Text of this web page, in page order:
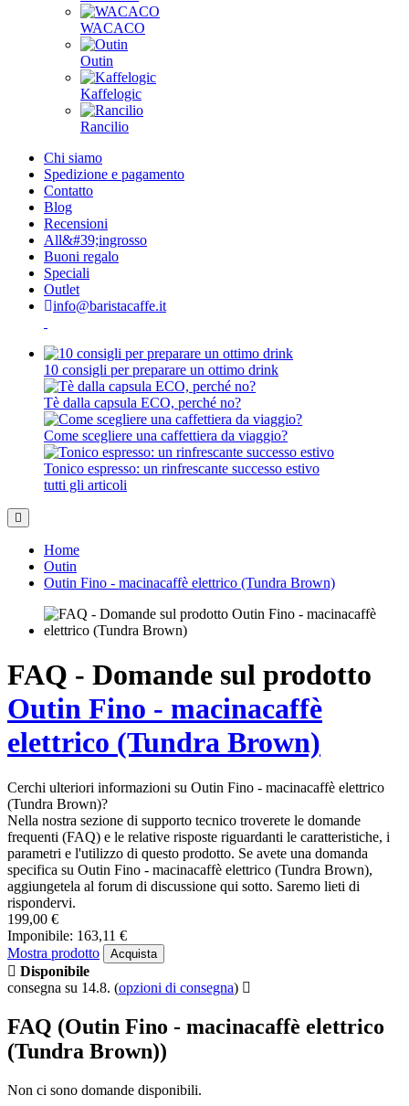
WACACO
Outin
Kaffelogic
Rancilio
Chi siamo
Spedizione e pagamento
Contatto
Blog
Recensioni
All&#39;ingrosso
Buoni regalo
Speciali
Outlet
info@baristacaffe.it
10 consigli per preparare un ottimo drink
Tè dalla capsula ECO, perché no?
Come scegliere una caffettiera da viaggio?
Tonico espresso: un rinfrescante successo estivo
tutti gli articoli
Home
Outin
Outin Fino - macinacaffè elettrico (Tundra Brown)
FAQ - Domande sul prodotto
Outin Fino - macinacaffè
elettrico (Tundra Brown)
Cerchi ulteriori informazioni su Outin Fino - macinacaffè elettrico
(Tundra Brown)?
Nella nostra sezione di supporto tecnico troverete le domande
frequenti (FAQ) e le relative risposte riguardanti le caratteristiche, i
parametri e l'utilizzo di questo prodotto. Se avete una domanda
specifica su Outin Fino - macinacaffè elettrico (Tundra Brown),
aggiungetela al forum di discussione qui sotto. Saremo lieti di
rispondervi.
199,00 €
Imponibile: 163,11 €
Mostra prodotto
Acquista
Disponibile
consegna su 14.8. (opzioni di consegna)
FAQ (Outin Fino - macinacaffè elettrico
(Tundra Brown))
Non ci sono domande disponibili.